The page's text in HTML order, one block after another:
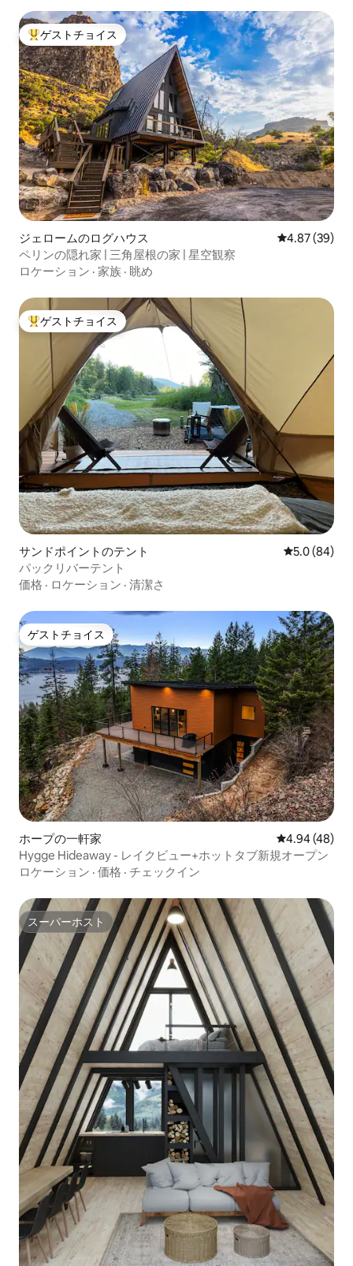
大好評のゲストチョイスです。
ゲストチョイス
ジェロームのログハウス レビュー39
4.87 (39)
ペリンの隠れ家 | 三角屋根の家 | 星空観察
ロケーション · 家族 · 眺め
大好評のゲストチョイスです。
ゲストチョイス
サンドポイントのテント レビュー84
5.0 (84)
パックリバーテント
価格 · ロケーション · 清潔さ
ゲストチョイス
ゲストチョイス
ホープの一軒家 レビュー48
4.94 (48)
Hygge Hideaway - レイクビュー+ホットタブ新規オープン
ロケーション · 価格 · チェックイン
スーパーホスト
スーパーホスト